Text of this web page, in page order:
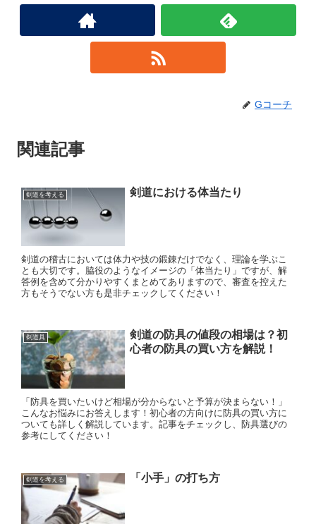
Gコーチ
関連記事
剣道を考える 剣道における体当たり
剣道の稽古においては体力や技の鍛錬だけでなく、理論を学ぶこ
とも大切です。脇役のようなイメージの「体当たり」ですが、解
答例を含めて分かりやすくまとめてありますので、審査を控えた
方もそうでない方も是非チェックしてください！
剣道具
剣道の防具の値段の相場は？初
心者の防具の買い方を解説！
「防具を買いたいけど相場が分からないと予算が決まらない！」
こんなお悩みにお答えします！初心者の方向けに防具の買い方に
ついても詳しく解説しています。記事をチェックし、防具選びの
参考にしてください！
剣道を考える 「小手」の打ち方